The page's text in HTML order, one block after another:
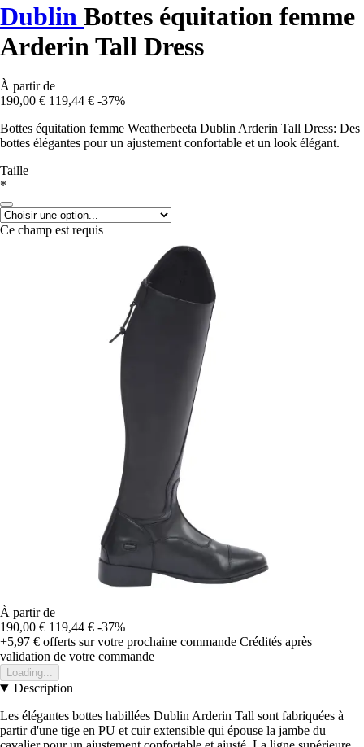
Dublin Bottes équitation femme
Arderin Tall Dress
À partir de
190,00 € 119,44 € -37%
Bottes équitation femme Weatherbeeta Dublin Arderin Tall Dress: Des
bottes élégantes pour un ajustement confortable et un look élégant.
Taille
*
Ce champ est requis
À partir de
190,00 € 119,44 € -37%
+5,97 € offerts sur votre prochaine commande Crédités après
validation de votre commande
Loading...
Description
Les élégantes bottes habillées Dublin Arderin Tall sont fabriquées à
partir d'une tige en PU et cuir extensible qui épouse la jambe du